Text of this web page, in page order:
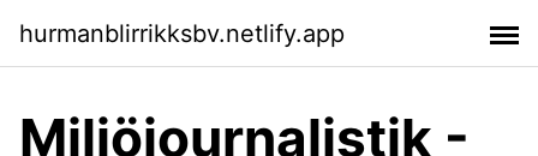
hurmanblirrikksbv.netlify.app
Miljöjournalistik -